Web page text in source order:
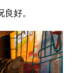
好。